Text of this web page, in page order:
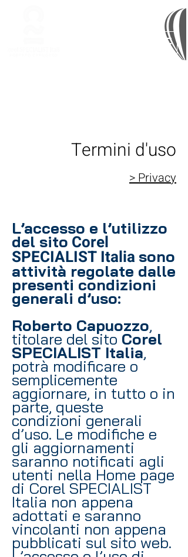
Termini d'uso
> Privacy
L’accesso e l’utilizzo
del sito Corel
SPECIALIST Italia sono
attività regolate dalle
presenti condizioni
generali d’uso:
Roberto Capuozzo,
titolare del sito Corel
SPECIALIST Italia,
potrà modificare o
semplicemente
aggiornare, in tutto o in
parte, queste
condizioni generali
d’uso. Le modifiche e
gli aggiornamenti
saranno notificati agli
utenti nella Home page
di Corel SPECIALIST
Italia non appena
adottati e saranno
vincolanti non appena
pubblicati sul sito web.